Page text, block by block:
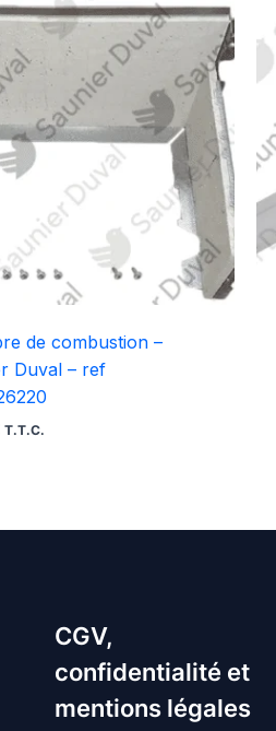
de combustion –
Duval – ref
T.T.C.
CGV,
confidentialité et
mentions légales